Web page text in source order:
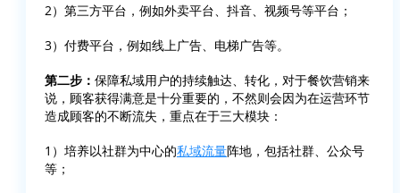
2）第三方平台，例如外卖平台、抖音、视频号等平台；
3）付费平台，例如线上广告、电梯广告等。
第二步： 保障私域用户的持续触达、转化，对于餐饮营销来
说，顾客获得满意是十分重要的，不然则会因为在运营环节
造成顾客的不断流失，重点在于三大模块：
1）培养以社群为中心的私域流量阵地，包括社群、公众号
等；